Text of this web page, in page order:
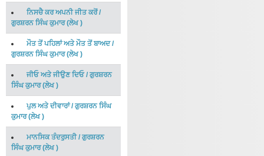
ਨਿਸਚੈ ਕਰ ਅਪਨੀ ਜੀਤ ਕਰੋਂ/
ਗੁਰਸ਼ਰਨ ਸਿੰਘ ਕੁਮਾਰ(ਲੇਖ)
ਮੌਤ ਤੋਂ ਪਹਿਲਾਂ ਅਤੇ ਮੌਤ ਤੋਂ ਬਾਅਦ/
ਗੁਰਸ਼ਰਨ ਸਿੰਘ ਕੁਮਾਰ(ਲੇਖ)
ਜੀਓ ਅਤੇ ਜੀਉਣ ਦਿਓ/ ਗੁਰਸ਼ਰਨ
ਸਿੰਘ ਕੁਮਾਰ(ਲੇਖ)
ਪੁਲ ਅਤੇ ਦੀਵਾਰਾਂ/ਗੁਰਸ਼ਰਨ ਸਿੰਘ
ਕੁਮਾਰ(ਲੇਖ)
ਮਾਨਸਿਕ ਤੰਦਰੁਸਤੀ/ ਗੁਰਸ਼ਰਨ
ਸਿੰਘ ਕੁਮਾਰ(ਲੇਖ)